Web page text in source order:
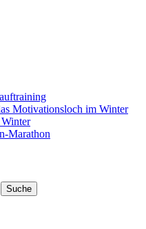
Motivationsloch im Winter
Marathon